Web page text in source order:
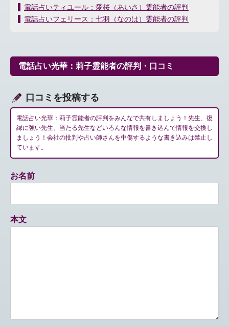
投
稿
ー
シ
ン
電話占いティユール：愛桜（あいさ）霊能者の評判
電話占いフェリース：七羽（なのは）霊能者の評判
電話占い光華：莉子霊能者の評判・口コミ
口コミを投稿する
電話占い光華：莉子霊能者の評判をみんなで共有しましょう！先生、復
縁に強い先生、当たる先生などいろんな情報を書き込んで情報を交換し
ましょう！会社の批判や占い師さんを中傷するような書き込みは禁止し
ています。
お名前
本文